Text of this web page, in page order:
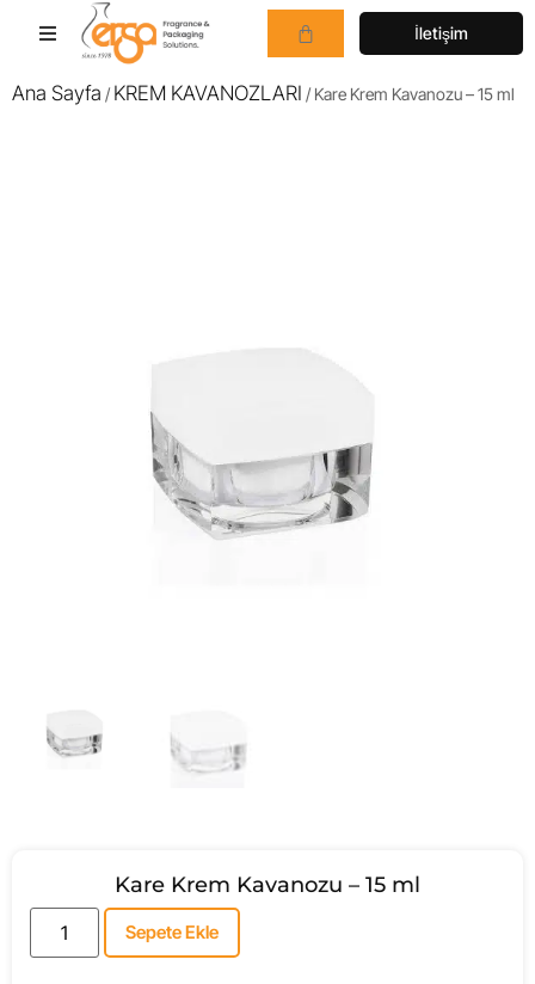
İletişim
Ana Sayfa /KREM KAVANOZLARI / Kare Krem Kavanozu – 15 ml
Kare Krem Kavanozu – 15 ml
Sepete Ekle